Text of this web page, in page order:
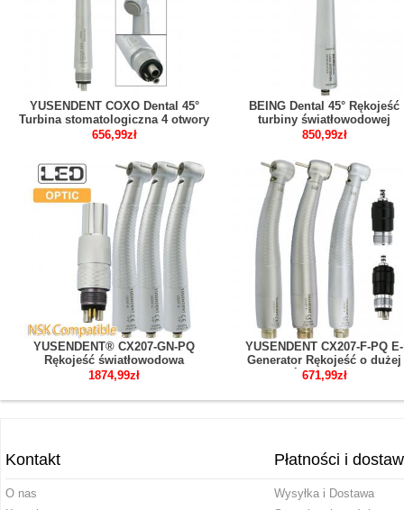
YUSENDENT COXO Dental 45°
Turbina stomatologiczna 4 otwory
kompatybilny z NSK PANA MAX
656,99zł
BEING Dental 45° Rękojeść
turbiny światłowodowej
Kompatybilny z NSK
850,99zł
YUSENDENT® CX207-GN-PQ
Rękojeść światłowodowa
Kompatybilny z NSK ( 1x
stomatologiczna)
1874,99zł
YUSENDENT CX207-F-PQ E-
Generator Rękojeść o dużej
prędkości LED 2/4 otwory
szybkozłączka
671,99zł
Kontakt
O nas
Płatności i
Wysyłka i Dostawa